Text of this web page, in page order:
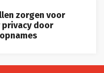
zorgen voor
door